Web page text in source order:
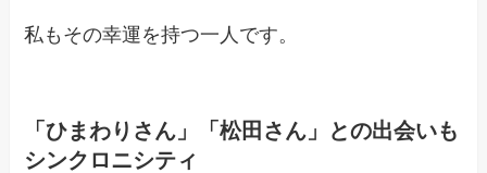
私もその幸運を持つ一人です。
「ひまわりさん」「松田さん」との出会いも
シンクロニシティ